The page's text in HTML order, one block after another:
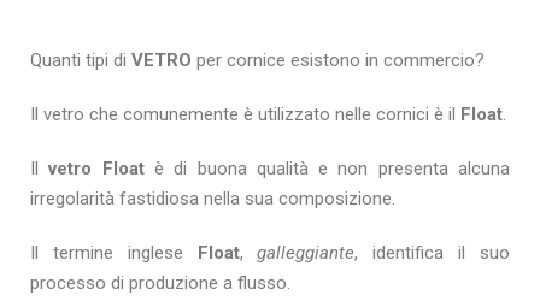
Quanti tipi di VETRO per cornice esistono in commercio?
Il vetro che comunemente è utilizzato nelle cornici è il Float
Ilvetro Floatè di buona qualità e non presenta alcuna
irregolarità fastidiosa nella sua composizione.
Il termine inglese Float,galleggiante, identifica il suo
processo di produzione a flusso.